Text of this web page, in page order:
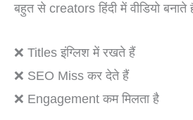
बहुत से creators हिंदी में वीडियो
❌ Titles इंग्लिश में रखते हैं
❌ SEO Miss कर देते हैं
❌ Engagement कम मिलता है